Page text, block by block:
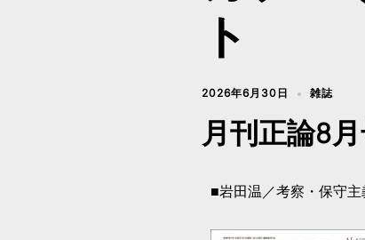
ト
2026年6月30日 雑誌
月刊正論8
■岩田温／考察・保守